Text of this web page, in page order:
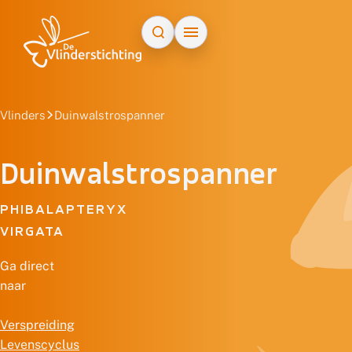
Vlinders Duinwalstrospanner
Duinwalstrospanner
PHIBALAPTERYX
VIRGATA
Ga direct
naar
Verspreiding
Levenscyclus